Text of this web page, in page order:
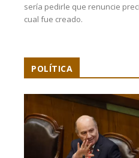
sería pedirle que renuncie
cual fue creado.
POLÍTICA